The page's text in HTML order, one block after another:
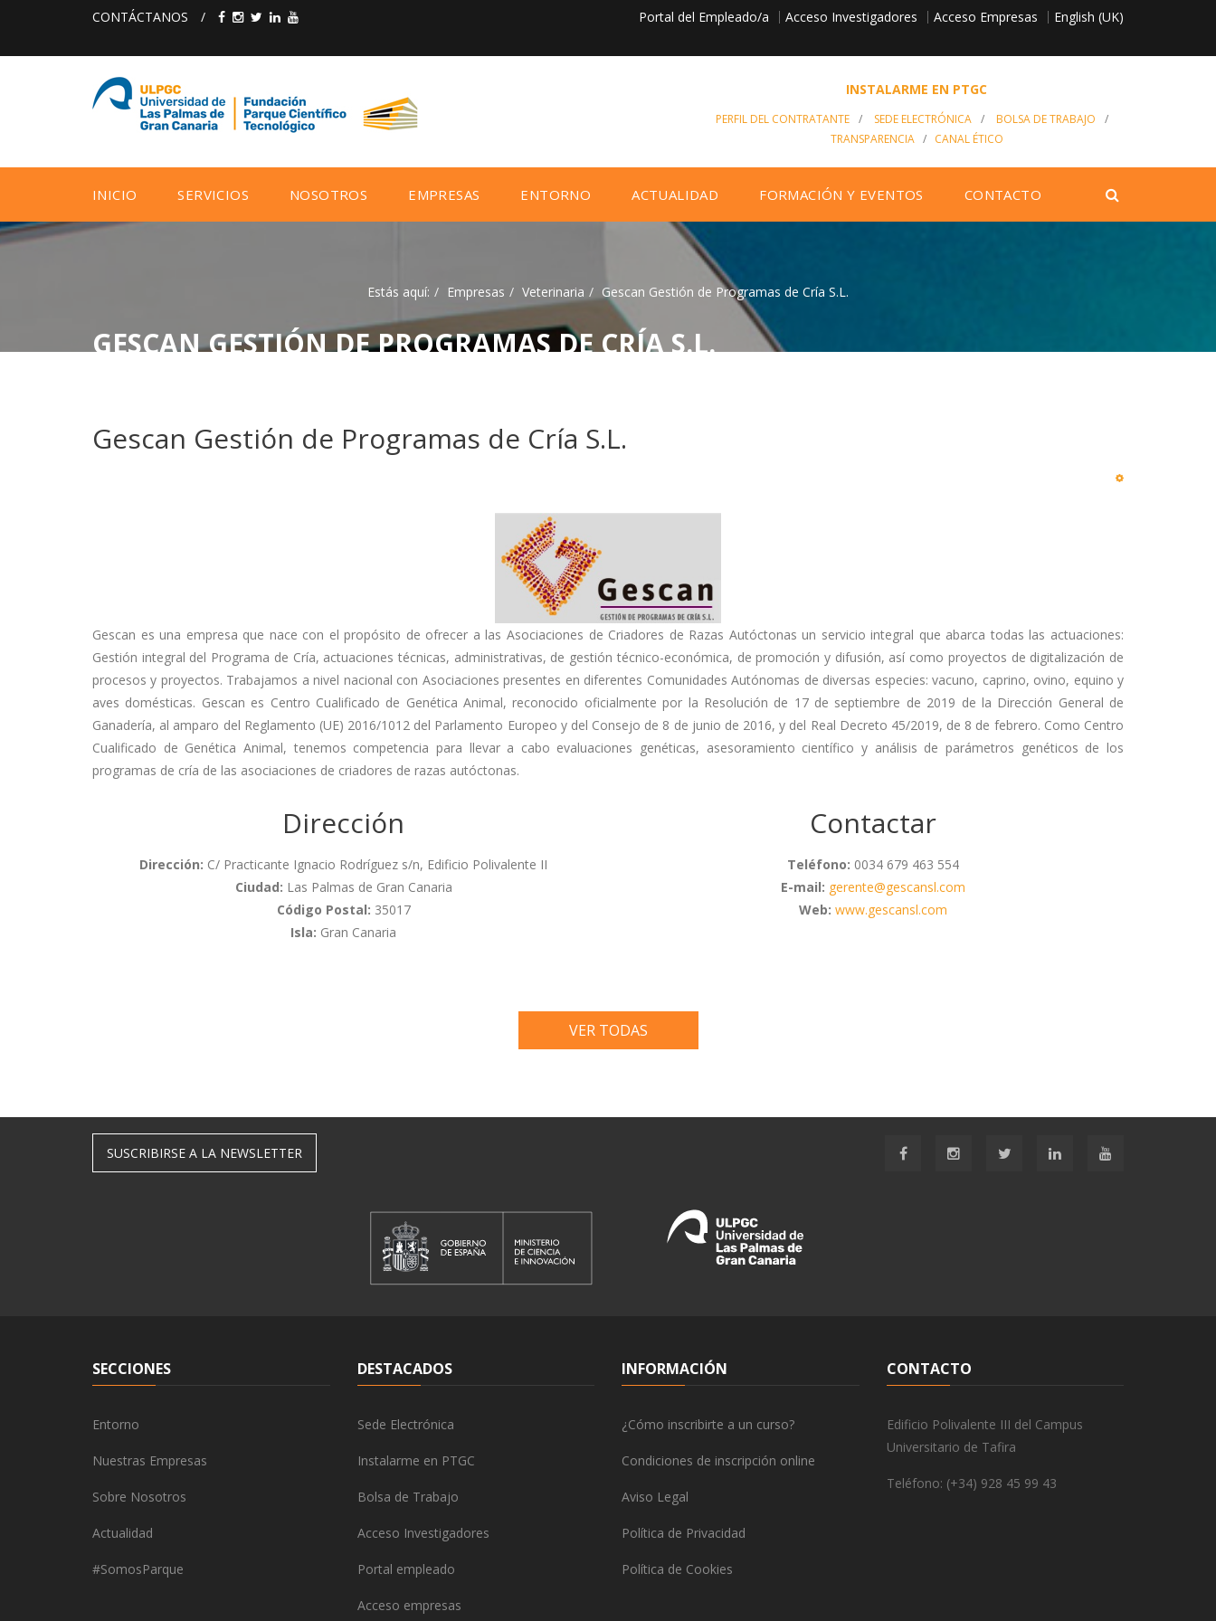
CONTÁCTANOS / Portal del Empleado/a Acceso Investigadores Acceso Empresas English (UK)
INSTALARME EN PTGC
PERFIL DEL CONTRATANTE / SEDE ELECTRÓNICA / BOLSA DE TRABAJO
/
TRANSPARENCIA/ CANAL ÉTICO
INICIO SERVICIOS NOSOTROS EMPRESAS ENTORNO ACTUALIDAD FORMACIÓN Y EVENTOS CONTACTO
GESCAN GESTIÓN DE PROGRAMAS DE CRÍA S.L.
Estás aquí: Empresas Veterinaria Gescan Gestión de Programas de Cría S.L.
Gescan Gestión de Programas de Cría S.L.
Gescan es una empresa que nace con el propósito de ofrecer a las Asociaciones de Criadores de Razas Autóctonas un servicio integral que abarca todas las actuaciones:
Gestión integral del Programa de Cría, actuaciones técnicas, administrativas, de gestión técnico-económica, de promoción y difusión, así como proyectos de digitalización de
procesos y proyectos. Trabajamos a nivel nacional con Asociaciones presentes en diferentes Comunidades Autónomas de diversas especies: vacuno, caprino, ovino, equino y
aves domésticas. Gescan es Centro Cualificado de Genética Animal, reconocido oficialmente por la Resolución de 17 de septiembre de 2019 de la Dirección General de
Ganadería, al amparo del Reglamento (UE) 2016/1012 del Parlamento Europeo y del Consejo de 8 de junio de 2016, y del Real Decreto 45/2019, de 8 de febrero. Como Centro
Cualificado de Genética Animal, tenemos competencia para llevar a cabo evaluaciones genéticas, asesoramiento científico y análisis de parámetros genéticos de los
programas de cría de las asociaciones de criadores de razas autóctonas.
Dirección
Dirección: C/ Practicante Ignacio Rodríguez s/n, Edificio Polivalente II
Ciudad: Las Palmas de Gran Canaria
Código Postal: 35017
Isla: Gran Canaria
Contactar
Teléfono: 0034 679 463 554
E-mail: gerente@gescansl.com
Web: www.gescansl.com
VER TODAS
SUSCRIBIRSE A LA NEWSLETTER
SECCIONES
Entorno
Nuestras Empresas
Sobre Nosotros
Actualidad
#SomosParque
DESTACADOS
Sede Electrónica
Instalarme en PTGC
Bolsa de Trabajo
Acceso Investigadores
Portal empleado
Acceso empresas
INFORMACIÓN
¿Cómo inscribirte a un curso?
Condiciones de inscripción online
Aviso Legal
Política de Privacidad
Política de Cookies
CONTACTO
Edificio Polivalente III del Campus
Universitario de Tafira
Teléfono: (+34) 928 45 99 43